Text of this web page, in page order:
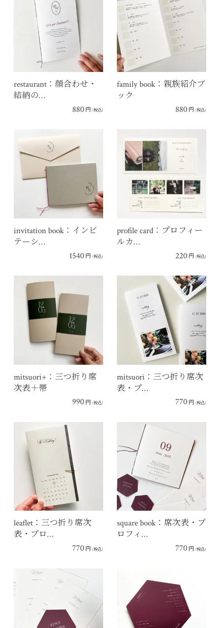
restaurant：顔合わせ・
結納の…
880 円 (税込)
family book：親族紹介ブ
ック
880 円 (税込)
invitation book：インビ
テーシ…
1540 円 (税込)
profile card：プロフィー
ルカ…
220 円 (税込)
mitsuori+：三つ折り席
次表＋帯
990 円 (税込)
mitsuori：三つ折り席次
表・プ…
770 円 (税込)
leaflet：三つ折り席次
表・プロ…
770 円 (税込)
square book：席次表・プ
ロフィ…
770 円 (税込)